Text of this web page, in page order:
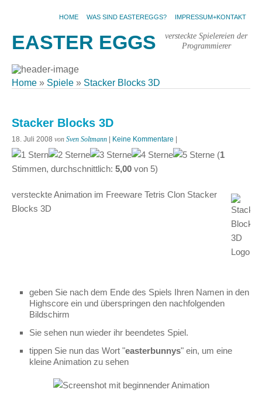
HOME WAS SIND EASTEREGGS? IMPRESSUM+KONTAKT
EASTER EGGS
versteckte Spielereien der
Programmierer
Home » Spiele » Stacker Blocks 3D
Stacker Blocks 3D
18. Juli 2008 von Sven Soltmann Keine Kommentare
(1
Stimmen, durchschnittlich: 5,00 von 5)
versteckte Animation im Freeware Tetris Clon Stacker
Blocks 3D
geben Sie nach dem Ende des Spiels Ihren Namen in den
Highscore ein und überspringen den nachfolgenden
Bildschirm
Sie sehen nun wieder ihr beendetes Spiel.
tippen Sie nun das Wort "easterbunnys" ein, um eine
kleine Animation zu sehen